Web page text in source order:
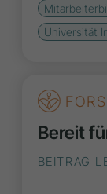
Universität
Bereit
BEITRAG